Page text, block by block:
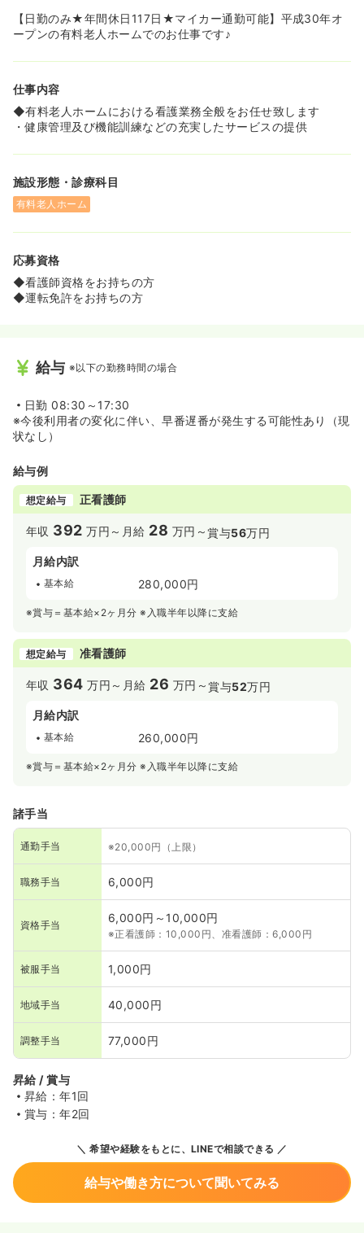
【日勤のみ★年間休日117日★マイカー通勤可能】平成30年オ
ープンの有料老人ホームでのお仕事です♪
仕事内容
◆有料老人ホームにおける看護業務全般をお任せ致します
・健康管理及び機能訓練などの充実したサービスの提供
施設形態・診療科目
有料老人ホーム
応募資格
◆看護師資格をお持ちの方
◆運転免許をお持ちの方
給与 ※以下の勤務時間の場合
日勤 08:30～17:30
※今後利用者の変化に伴い、早番遅番が発生する可能性あり（現
状なし）
給与例
想定給与 正看護師
年収 392 万円～ 月給 28 万円～賞与56万円
月給内訳
基本給 280,000円
※賞与＝基本給×2ヶ月分 ※入職半年以降に支給
想定給与 准看護師
年収 364 万円～ 月給 26 万円～賞与52万円
月給内訳
基本給 260,000円
※賞与＝基本給×2ヶ月分 ※入職半年以降に支給
諸手当
通勤手当 ※20,000円（上限）
職務手当 6,000円
資格手当
6,000円～10,000円
※正看護師：10,000円、准看護師：6,000円
被服手当 1,000円
地域手当 40,000円
調整手当 77,000円
昇給 / 賞与
昇給：年1回
賞与：年2回
希望や経験をもとに、LINEで相談できる
給与や働き方について聞いてみる